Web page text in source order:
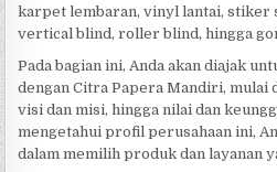
karpet lembaran, vinyl lantai, stiker
vertical blind, roller blind, hingga
Pada bagian ini, Anda akan diajak
dengan Citra Papera Mandiri, mulai
visi dan misi, hingga nilai dan
mengetahui profil perusahaan ini,
dalam memilih produk dan layanan